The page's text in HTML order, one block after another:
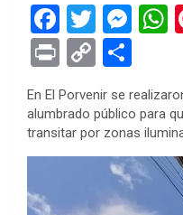
F
a
ce
b
o
o
T
wi
tt
er
M
n
g
er
s
p
p
Pr
in
t
C
o
py
Li
n
k
ar
e
En El Porvenir se
alumbrado público para
transitar por zonas